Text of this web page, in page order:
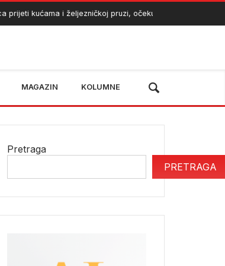
kućama i željezničkoj pruzi, očekuje se angažman
MAGAZIN KOLUMNE
Pretraga
PRETRAGA